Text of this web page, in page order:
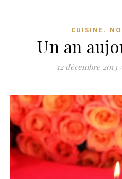
CUISINE ,
Un an
12 décembre 2013 /